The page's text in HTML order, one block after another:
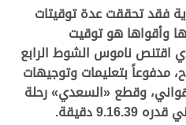
فقد تحققت عدة توقيتات
وأقواها هو توقيت
اقتنص ناموس الشوط الرابع
مدفوعاً بتعليمات وتوجيهات
وقطع «السعدي»رحلة